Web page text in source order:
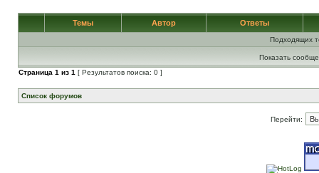
Темы Автор Ответы
Подходящих
Показать
Страница 1 из 1 [ Результатов поиска: 0 ]
Список форумов
Перейти: